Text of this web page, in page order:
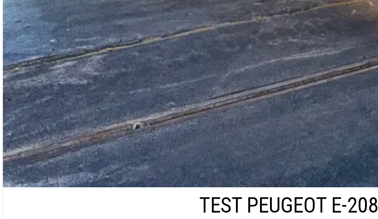
TEST PEUGEOT E-208